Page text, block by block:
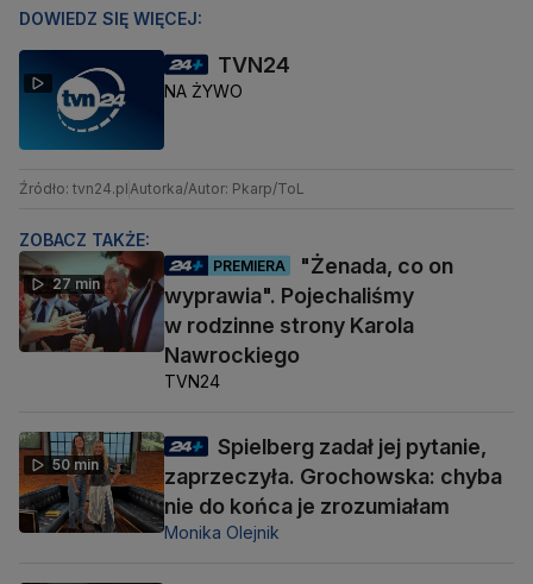
DOWIEDZ SIĘ WIĘCEJ:
TVN24
NA ŻYWO
Źródło: tvn24.plAutorka/Autor: Pkarp/ToL
ZOBACZ TAKŻE:
27 min
PREMIERA
"Żenada, co on
wyprawia". Pojechaliśmy
w rodzinne strony Karola
Nawrockiego
TVN24
50 min
Spielberg zadał jej pytanie,
zaprzeczyła. Grochowska: chyba
nie do końca je zrozumiałam
Monika Olejnik